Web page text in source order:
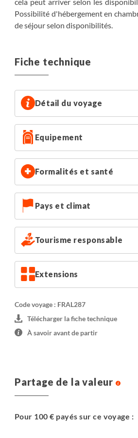
Possibilité d'hébergement en
de séjour selon disponibilités.
Fiche technique
Détail du voyage
Equipement
Formalités et santé
Pays et climat
Tourisme responsable
Extensions
Code voyage : FRAL287
Télécharger la fiche technique
À savoir avant de partir
Partage de la valeur
Pour 100 € payés sur ce voyage :